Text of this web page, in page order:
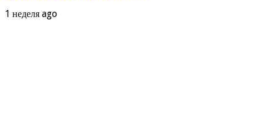
1 неделя ago